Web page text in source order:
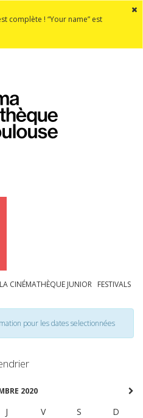
complète ! “Your name” est
LA CINÉMATHÈQUE JUNIOR FESTIVALS
pour les dates selectionnées
2020
J V S
D